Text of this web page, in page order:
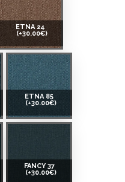
ETNA 24
(+30.00€)
ETNA 85
(+30.00€)
FANCY 37
(+30.00€)